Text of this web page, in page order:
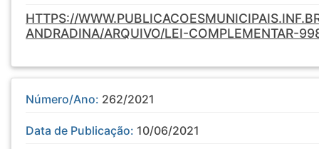
HTTPS://
ANDRADINA/ARQUIVO/LEI-COMPLEMENTAR-
Número/Ano: 262/2021
Data de Publicação: 10/06/2021